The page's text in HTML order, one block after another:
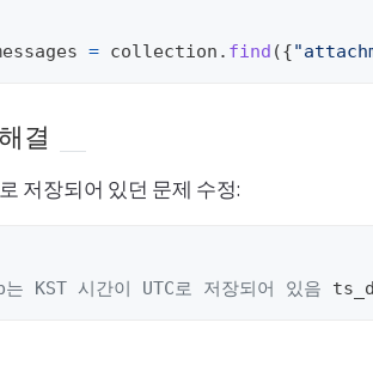
= collection . find ({"
결
저장되어 있던 문제 수정:
KST 시간이 UTC로 저장되어 있음